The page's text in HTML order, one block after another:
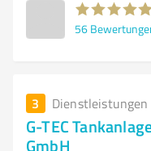
56
3 Dienstleistungen
G-TEC
GmbH